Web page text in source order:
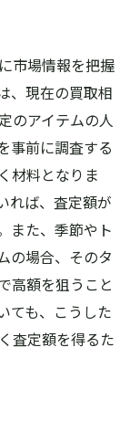
市場情報を把握
、現在の買取相
のアイテムの人
事前に調査する
材料となりま
れば、査定額が
また、季節やト
の場合、そのタ
高額を狙うこと
ても、こうした
査定額を得るた